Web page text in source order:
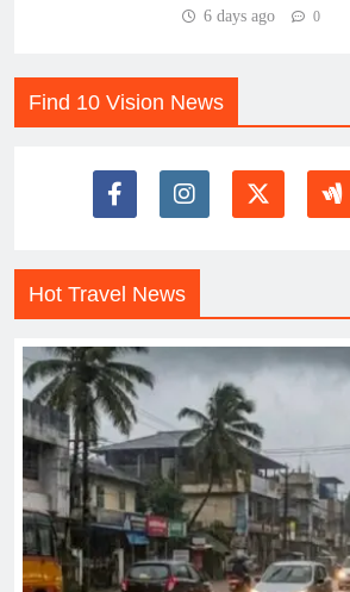
6 days ago 0
Find 10 Vision News
Hot Travel News